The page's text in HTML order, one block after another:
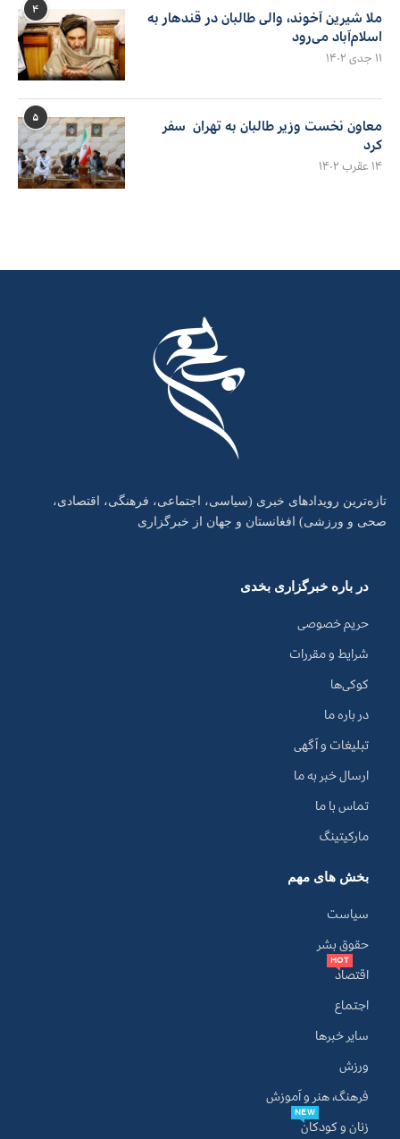
۴
ملا شیرین آخوند، والی طالبان در قندهار به
اسلام‌آباد می‌رود
۱۱ جدی ۱۴۰۲
۵
معاون نخست وزیر طالبان به تهران سفر
کرد
۱۴ عقرب ۱۴۰۲
تازه‌ترین رویدادهای خبری (سیاسی، اجتماعی، فرهنگی، اقتصادی،
صحی و ورزشی) افغانستان و جهان از خبرگزاری
در باره خبرگزاری بخدی
حریم خصوصی
شرایط و مقررات
کوکی‌ها
در باره ما
تبلیغات و آگهی
ارسال خبر به ما
تماس با ما
مارکیتینگ
بخش های مهم
سیاست
حقوق بشر
اقتصاد
HOT
اجتماع
سایر خبرها
ورزش
فرهنگ، هنر و آموزش
زنان و کودکان
NEW